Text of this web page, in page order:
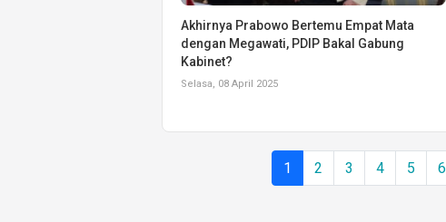
Akhirnya Prabowo Bertemu Empat Mata
dengan Megawati, PDIP Bakal Gabung
Kabinet?
Selasa, 08 April 2025
1 2 3 4 5 6